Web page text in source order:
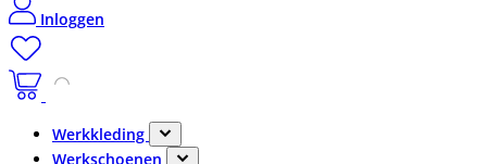
Inloggen
Werkkleding
Werkschoenen